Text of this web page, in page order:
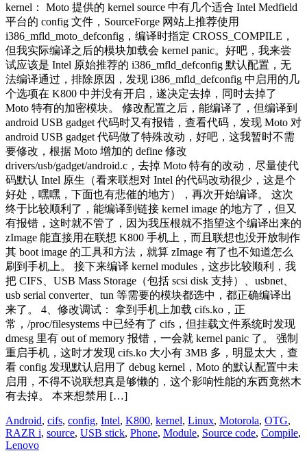
kernel： Moto 提供的 kernel source 中有几个适合 Intel Medfield
平台的 config 文件，SourceForge 网站上推荐使用
i386_mfld_moto_defconfig，编译时指定 CROSS_COMPILE，
但我实际编译之后的模块加载会 kernel panic。好吧，我来尝
试应该是 Intel 原始推荐的 i386_mfld_defconfig 默认配置，无
法编译通过，排除原因，发现 i386_mfld_defconfig 中启用的几
个选项在 K800 中并没有开启，遂决定去掉，同时去掉了
Moto 特有的加密模块。 修改配置之后，能编译了，但编译到
android USB gadget 代码时又有报错，查看代码，发现 Moto 对
android USB gadget 代码做了特殊改动，好吧，这我暂时不需
要修改，根据 Moto 增加的 define 修改
drivers/usb/gadget/android.c，去掉 Moto 特有的改动，尽量使代
码默认 Intel 原生（看来联想对 Intel 的代码改动很少，这是个
好处，嘿嘿，下面也有悲催的地方），再次开始编译。 这次
终于比较顺利了，能编译到链接 kernel image 的地方了，但又
有报错，这时就不管了，因为我压根就不指望这个编译出来的
zImage 能直接用在联想 K800 手机上，而且联想也没开放制作
其 boot image 的工具和方法，就算 zImage 有了也不知道怎么
刷到手机上。 接下来编译 kernel modules，这步比较顺利，我
把 CIFS、USB Mass Storage（包括 scsi disk 支持）、usbnet、
usb serial converter、tun 等需要的模块都选中，都正确编译出
来了。 4、修改调试： 拿到手机上加载 cifs.ko，正
常，/proc/filesystems 中已经有了 cifs，但挂载文件系统时发现
dmesg 里有 out of memory 报错，一会就 kernel panic 了。 强制
重启手机，这时才发现 cifs.ko 大小有 3MB 多，明显太大，查
看 config 发现默认启用了 debug kernel，Moto 的默认配置中未
启用，不得不说联想真是够懒的，这个影响性能的东西竟然木
有去掉。 本来想禁用 […]
Android, cifs, config, Intel, K800, kernel, Linux, Motorola, OTG,
RAZR i, source, USB stick, Phone, Module, Source code, Compile,
Lenovo